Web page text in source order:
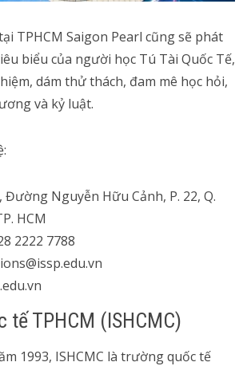
TPHCM Saigon Pearl cũng sẽ phát
biểu của người học Tú Tài Quốc Tế,
dám thử thách, đam mê học hỏi,
và kỷ luật.
Đường Nguyễn Hữu Cảnh, P. 22, Q.
HCM
2222 7788
tế TPHCM (ISHCMC)
1993, ISHCMC là trường quốc tế